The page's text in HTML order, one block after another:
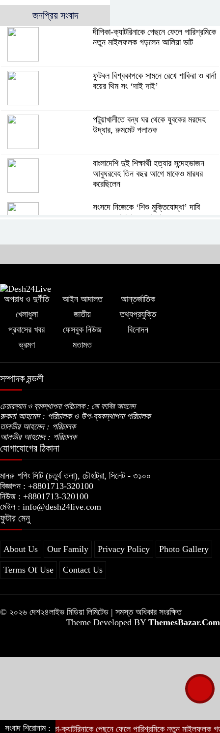
জনপ্রিয় সংবাদ
দীপিকা-ক্যাটরিনাকে পেছনে ফেলে পারিশ্রমিকে
নতুন মাইলফলক গড়লেন আলিয়া ভাট
ফুটবল বিশ্বকাপকে সামনে রেখে শাকিরা ও বার্না
বয়ের থিম সং ‘দাই দাই’
পটুয়াখালীতে বন্ধ ঘর থেকে যুবকের মরদেহ
উদ্ধার, রুমমেট পলাতক
বাংলাদেশি দুই শিক্ষার্থী হত্যার সন্দেহভাজন
আবুঘরবেহ তিন বছর আগে মাকেও মারধর
করেছিলেন
সংসদে নিজেকে ‘শিশু মুক্তিযোদ্ধা’ দাবি
করলেন জামায়াত নেতা তাহের
বিএনপির প্রতি আস্থা হারাচ্ছি: সংসদে নাহিদ
ইসলামের মন্তব্য
অপরাধ ও দুর্ণীতি আইন আদালত
আন্তর্জাতিক
খেলাধুলা
জাতীয়
তথ্যপ্রযুক্তি
প্রবাসের খবর
ফেসবুক নিউজ
বিনোদন
ভ্রমণ
মতামত
সম্পাদক মন্ডলী
চেয়ারম্যান ও ব্যবস্থাপনা পরিচালক : মো ফাবির আহমেদ
রুকনা আহমেদ : পরিচালক ও উপ-ব্যবস্থাপনা পরিচালক
তানভীর আহমেদ : পরিচালক
আনভীর আহমেদ : পরিচালক
যোগাযোগের ঠিকানা
মানরু শপিং সিটি (চতুর্থ তলা), চৌহাট্রা, সিলেট - ৩১০০
বিজ্ঞাপন : +8801713-320100
নিউজ : +8801713-320100
মেইল : info@desh24live.com
ফুটার মেনু
About Us Our Family Privacy Policy Photo Gallery
Terms Of Use Contact Us
© ২০২৬ দেশ২৪লাইভ মিডিয়া লিমিটেড | সমস্ত অধিকার সংরক্ষিত
Theme Developed BY ThemesBazar.Com
সংবাদ শিরোনাম :দীপিকা-ক্যাটরিনাকে পেছনে ফেলে পারিশ্রমিকে নতুন মাইলফলক